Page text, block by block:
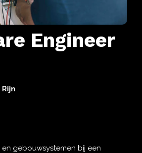
Engineer
gebouwsystemen bij een